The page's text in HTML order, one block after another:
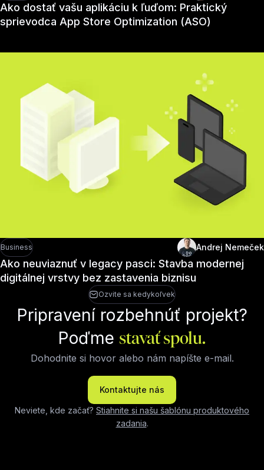
Ako dostať vašu aplikáciu k ľuďom: Praktický
sprievodca App Store Optimization (ASO)
Business Andrej Nemeček
Ako neuviaznuť v legacy pasci: Stavba modernej
digitálnej vrstvy bez zastavenia biznisu
Ozvite sa kedykoľvek
Pripravení rozbehnúť projekt?
Poďmestavať spolu.
Dohodnite si hovor alebo nám napíšte e-mail.
Kontaktujte nás
Neviete, kde začať? Stiahnite si našu šablónu produktového
zadania.